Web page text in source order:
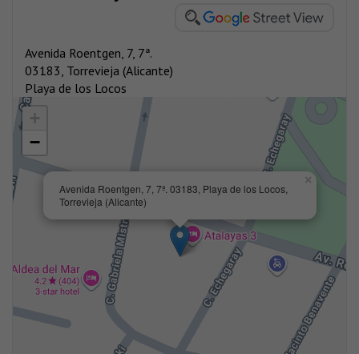
Avenida Roentgen, 7, 7ª.
03183, Torrevieja (Alicante)
Playa de los Locos
Avenida Roentgen, 7, 7ª. 03183, Playa de los Locos,
Torrevieja (Alicante)
×
−